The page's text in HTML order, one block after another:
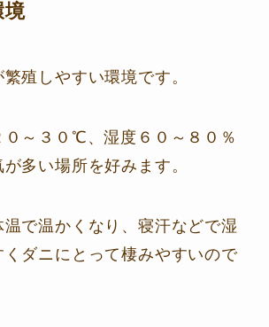
境
殖しやすい環境です。
０～３０℃、湿度６０～８０％
多い場所を好みます。
で温かくなり、寝汗などで湿
ダニにとって棲みやすいので